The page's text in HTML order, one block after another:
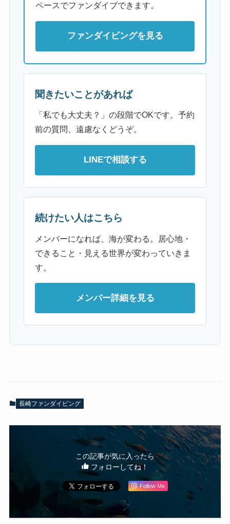
ペースでファンダイブできます。
ファンダイビングを見る
聞きたいことがあれば
「私でも大丈夫？」の段階でOKです。予約
前の質問、遠慮なくどうぞ。
LINEで相談する
続けたい人はこちら
メンバーになれば、海が変わる。居心地・
できること・見える世界が変わっていきま
す。
メンバー詳細を見る
長崎ファンダイビング
この記事が気に入ったら
フォローしてね！
Follow Me